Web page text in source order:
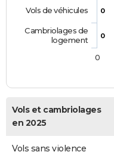
0
0
Vols de véhicules
Cambriolages de
logement
0
Vols et cambriolages
en 2025
Vols sans violence